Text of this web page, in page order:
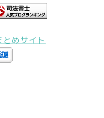
めサイト